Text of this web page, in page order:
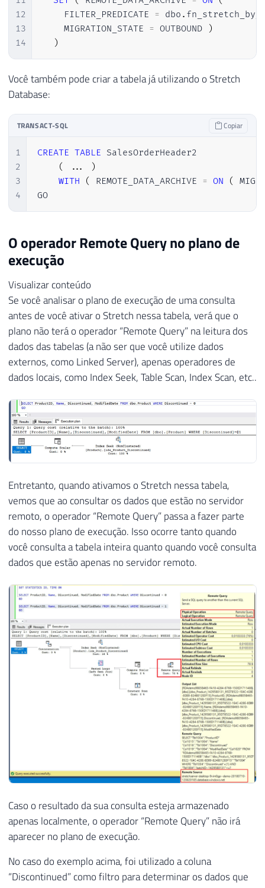
12
13
14
    FILTER_PREDICATE
= dbo .
    MIGRATION_STATE
= OUTBOUND
)
)
Você também pode criar a tabela já utilizando o Stretch
Database:
TRANSACT-SQL Copiar
1
2
3
4
CREATE TABLE SalesOrderHeader2
(
...
)
WITH
( REMOTE_DATA_ARCHIVE = ON (
GO
O operador Remote Query no plano de
execução
Visualizar conteúdo
Se você analisar o plano de execução de uma consulta
antes de você ativar o Stretch nessa tabela, verá que o
plano não terá o operador “Remote Query” na leitura dos
dados das tabelas (a não ser que você utilize dados
externos, como Linked Server), apenas operadores de
dados locais, como Index Seek, Table Scan, Index Scan, etc..
Entretanto, quando ativamos o Stretch nessa tabela,
vemos que ao consultar os dados que estão no servidor
remoto, o operador “Remote Query” passa a fazer parte
do nosso plano de execução. Isso ocorre tanto quando
você consulta a tabela inteira quanto quando você consulta
dados que estão apenas no servidor remoto.
Caso o resultado da sua consulta esteja armazenado
apenas localmente, o operador “Remote Query” não irá
aparecer no plano de execução.
No caso do exemplo acima, foi utilizado a coluna
“Discontinued” como filtro para determinar os dados que